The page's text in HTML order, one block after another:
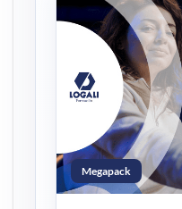
Megapack